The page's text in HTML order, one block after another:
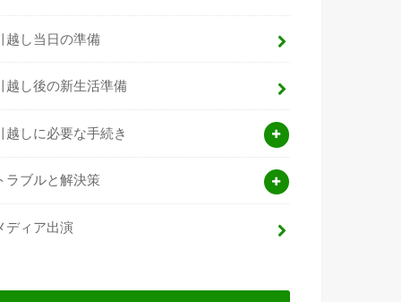
越し当日の準備
越し後の新生活準備
越しに必要な手続き
ラブルと解決策
ディア出演